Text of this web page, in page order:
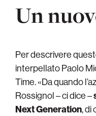
Un
Per descrivere
interpellato Paolo
Time. «Da quando
Rossignol – ci dice –
Next Generation, di